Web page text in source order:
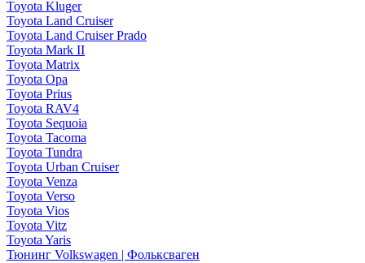
Toyota Kluger
Toyota Land Cruiser
Toyota Land Cruiser Prado
Toyota Mark II
Toyota Matrix
Toyota Opa
Toyota Prius
Toyota RAV4
Toyota Sequoia
Toyota Tacoma
Toyota Tundra
Toyota Urban Cruiser
Toyota Venza
Toyota Verso
Toyota Vios
Toyota Vitz
Toyota Yaris
Тюнинг Volkswagen | Фольксваген